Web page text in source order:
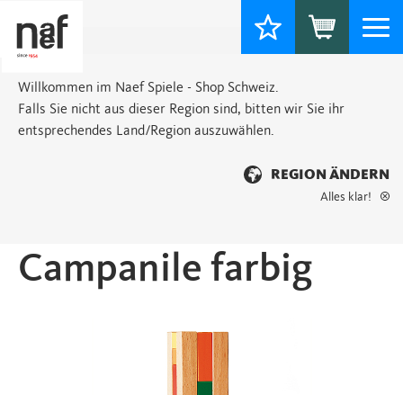
Willkommen im Naef Spiele - Shop Schweiz.
Falls Sie nicht aus dieser Region sind, bitten wir Sie ihr
entsprechendes Land/Region auszuwählen.
REGION ÄNDERN
Alles klar!
Campanile farbig